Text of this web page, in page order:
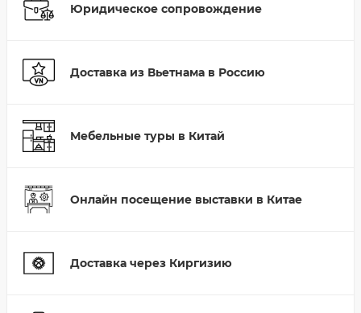
Юридическое сопровождение
Доставка из Вьетнама в Россию
Мебельные туры в Китай
Онлайн посещение выставки в Китае
Доставка через Киргизию